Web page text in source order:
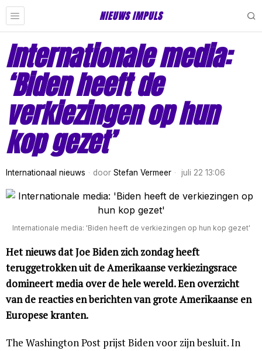
NIEUWS IMPULS
Internationale media:
‘Biden heeft de
verkiezingen op hun
kop gezet’
Internationaal nieuws door Stefan Vermeer juli 22 13:06
Internationale media: 'Biden heeft de verkiezingen op hun kop gezet'
Het nieuws dat Joe Biden zich zondag heeft
teruggetrokken uit de Amerikaanse verkiezingsrace
domineert media over de hele wereld. Een overzicht
van de reacties en berichten van grote Amerikaanse en
Europese kranten.
The Washington Post prijst Biden voor zijn besluit. In